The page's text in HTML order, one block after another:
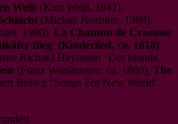
Weib (Kurt Weill, 1942),
(Michail Nozhkin, 1968),
1990), La Chanson de Craonne
flieg' (Kinderlied, ca. 1618),
Richard Heymann "Der blonde
(Franz Wiedemann, ca. 1860), The
Brown "Songs For New World",